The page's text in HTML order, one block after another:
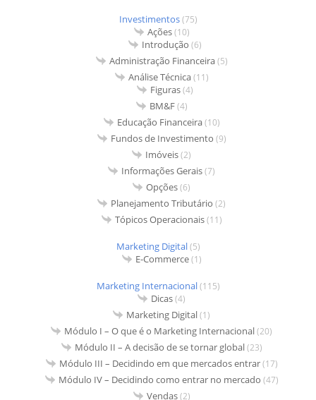
Investimentos(75)
Ações(10)
Introdução (6)
Administração Financeira(5)
Análise Técnica(11)
Figuras(4)
BM&F(4)
Educação Financeira(10)
Fundos de Investimento (9)
Imóveis(2)
Informações Gerais(7)
Opções(6)
Planejamento Tributário (2)
Tópicos Operacionais(11)
Marketing Digital(5)
E-Commerce(1)
Marketing Internacional(115)
Dicas(4)
Marketing Digital(1)
Módulo I – O que é o Marketing Internacional(20)
Módulo II – A decisão de se tornar global(23)
Módulo III – Decidindo em que mercados entrar(17)
Módulo IV – Decidindo como entrar no mercado (47)
Vendas(2)